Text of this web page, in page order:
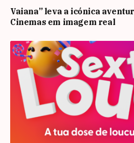
Vaiana” leva a icónica
Cinemas em imagem real